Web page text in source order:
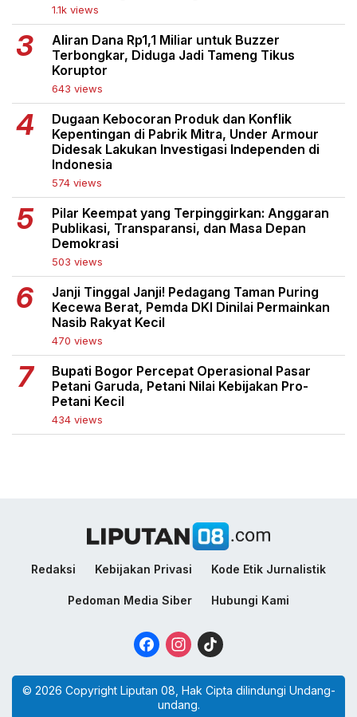
1.1k views
Aliran Dana Rp1,1 Miliar untuk Buzzer
Terbongkar, Diduga Jadi Tameng Tikus
Koruptor
643 views
Dugaan Kebocoran Produk dan Konflik
Kepentingan di Pabrik Mitra, Under Armour
Didesak Lakukan Investigasi Independen di
Indonesia
574 views
Pilar Keempat yang Terpinggirkan: Anggaran
Publikasi, Transparansi, dan Masa Depan
Demokrasi
503 views
Janji Tinggal Janji! Pedagang Taman Puring
Kecewa Berat, Pemda DKI Dinilai Permainkan
Nasib Rakyat Kecil
470 views
Bupati Bogor Percepat Operasional Pasar
Petani Garuda, Petani Nilai Kebijakan Pro-
Petani Kecil
434 views
Redaksi Kebijakan Privasi Kode Etik Jurnalistik
Pedoman Media Siber Hubungi Kami
FacebookInstagram
© 2026 Copyright Liputan 08, Hak Cipta dilindungi Undang-
undang.